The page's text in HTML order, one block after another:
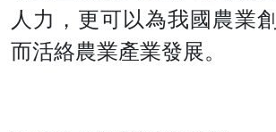
人力，更可以為我國農業
而活絡農業產業發展。